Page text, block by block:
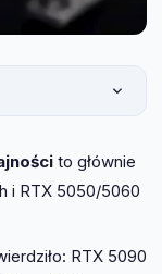
to głównie
i RTX 5050/5060
RTX 5090